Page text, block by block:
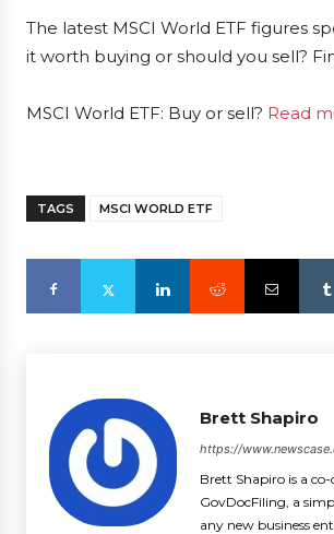
The latest MSCI World ETF figures
it worth buying or should you sell?
MSCI World ETF: Buy or sell? Read
TAGS MSCI WORLD ETF
Brett Shapiro
https://
Brett Shapiro is a
GovDocFiling, a
any new business